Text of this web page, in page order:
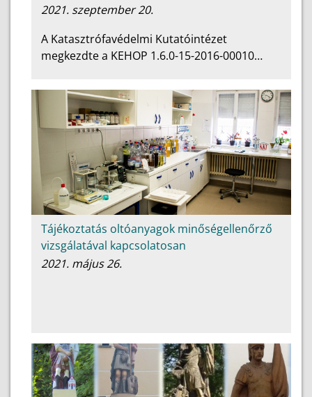
2021. szeptember 20.
A Katasztrófavédelmi Kutatóintézet
megkezdte a KEHOP 1.6.0-15-2016-00010…
Tájékoztatás oltóanyagok minőségellenőrző
vizsgálatával kapcsolatosan
2021. május 26.